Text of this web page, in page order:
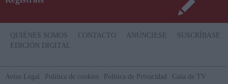
QUIÉNES SOMOS CONTACTO ANÚNCIESE
SUSCRÍBASE
EDICIÓN DIGITAL
Aviso Legal Politica de cookies Política de Privacidad Guía de TV